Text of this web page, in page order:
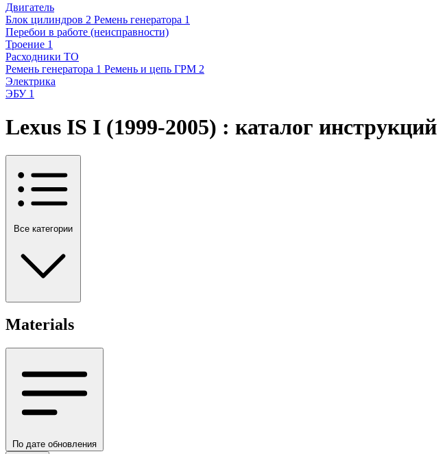
Двигатель
Блок цилиндров 2 Ремень генератора 1
Перебои в работе (неисправности)
Троение 1
Расходники ТО
Ремень генератора 1 Ремень и цепь ГРМ 2
Электрика
ЭБУ 1
Lexus IS I (1999-2005) : каталог инструкций
Все категории
Materials
По дате обновления